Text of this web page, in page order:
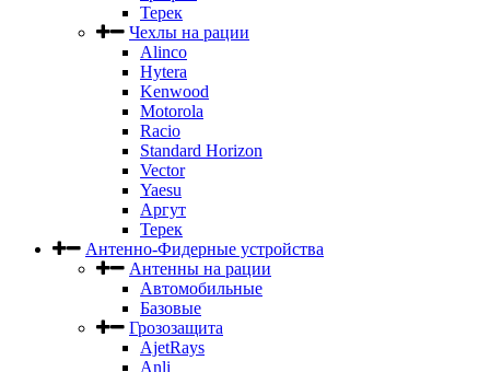
Терек
Чехлы на рации
Alinco
Hytera
Kenwood
Motorola
Racio
Standard Horizon
Vector
Yaesu
Аргут
Терек
Антенно-Фидерные устройства
Антенны на рации
Автомобильные
Базовые
Грозозащита
AjetRays
Anli